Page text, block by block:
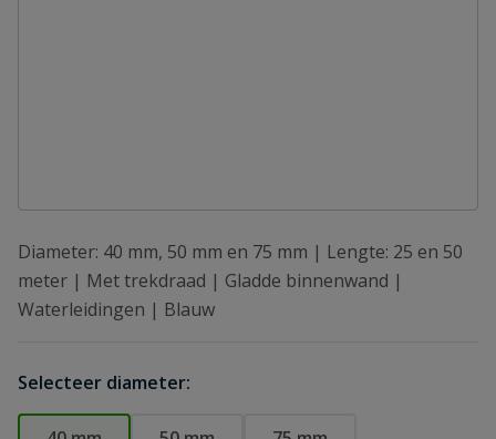
Diameter: 40 mm, 50 mm en 75 mm | Lengte: 25 en 50
meter | Met trekdraad | Gladde binnenwand |
Waterleidingen | Blauw
Selecteer diameter: